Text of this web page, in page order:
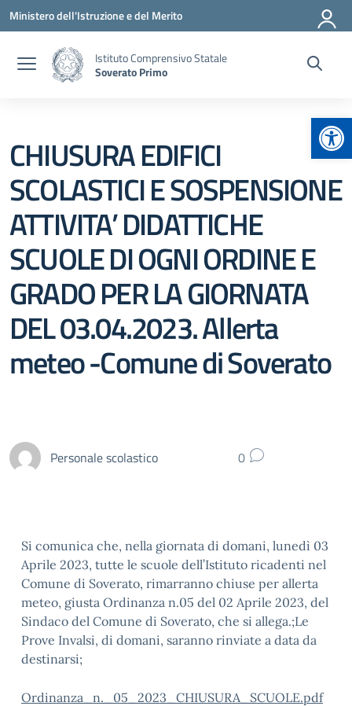
Vai ai contenuti
Vai al menu di navigazione
Vai al footer
Ministero dell'Istruzione e del Merito
Istituto Comprensivo Statale
Soverato Primo
CHIUSURA EDIFICI
SCOLASTICI E SOSPENSIONE
ATTIVITA’ DIDATTICHE
SCUOLE DI OGNI ORDINE E
GRADO PER LA GIORNATA
DEL 03.04.2023. Allerta
meteo -Comune di Soverato
Personale scolastico 0
Si comunica che, nella giornata di domani, lunedì 03
Aprile 2023, tutte le scuole dell’Istituto ricadenti nel
Comune di Soverato, rimarranno chiuse per allerta
meteo, giusta Ordinanza n.05 del 02 Aprile 2023, del
Sindaco del Comune di Soverato, che si allega.;Le
Prove Invalsi, di domani, saranno rinviate a data da
destinarsi;
Ordinanza_n._05_2023_CHIUSURA_SCUOLE.pdf